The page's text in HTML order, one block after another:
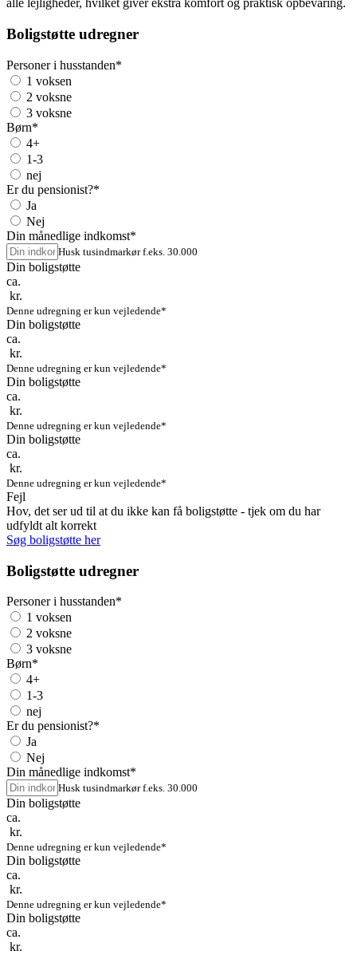
alle lejligheder, hvilket giver ekstra komfort og praktisk opbevaring.
Boligstøtte udregner
Personer i husstanden*
1 voksen
2 voksne
3 voksne
Børn*
4+
1-3
nej
Er du pensionist?*
Ja
Nej
Din månedlige indkomst*
Husk tusindmarkør f.eks. 30.000
Din boligstøtte
ca.
kr.
Denne udregning er kun vejledende*
Din boligstøtte
ca.
kr.
Denne udregning er kun vejledende*
Din boligstøtte
ca.
kr.
Denne udregning er kun vejledende*
Din boligstøtte
ca.
kr.
Denne udregning er kun vejledende*
Fejl
Hov, det ser ud til at du ikke kan få boligstøtte - tjek om du har
udfyldt alt korrekt
Søg boligstøtte her
Boligstøtte udregner
Personer i husstanden*
1 voksen
2 voksne
3 voksne
Børn*
4+
1-3
nej
Er du pensionist?*
Ja
Nej
Din månedlige indkomst*
Husk tusindmarkør f.eks. 30.000
Din boligstøtte
ca.
kr.
Denne udregning er kun vejledende*
Din boligstøtte
ca.
kr.
Denne udregning er kun vejledende*
Din boligstøtte
ca.
kr.